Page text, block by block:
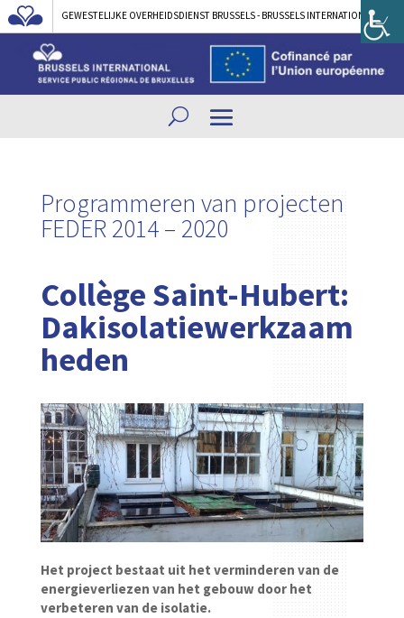
GEWESTELIJKE OVERHEIDSDIENST BRUSSELS - BRUSSELS INTERNATIONAL
Programmeren van projecten
FEDER 2014 – 2020
Collège Saint-Hubert:
Dakisolatiewerkzaam
heden
Het project bestaat uit het verminderen van de
energieverliezen van het gebouw door het
verbeteren van de isolatie.